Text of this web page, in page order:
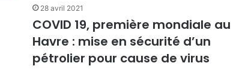
28 avril 2021
COVID 19, première mondiale au
Havre : mise en sécurité d’un
pétrolier pour cause de virus